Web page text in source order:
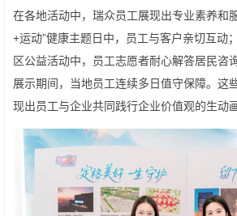
在各地活动中，瑞众员工展现出专业素养和
+运动”健康主题日中，员工与客户亲切互动
区公益活动中，员工志愿者耐心解答居民咨
展示期间，当地员工连续多日值守保障。这
现出员工与企业共同践行企业价值观的生动画